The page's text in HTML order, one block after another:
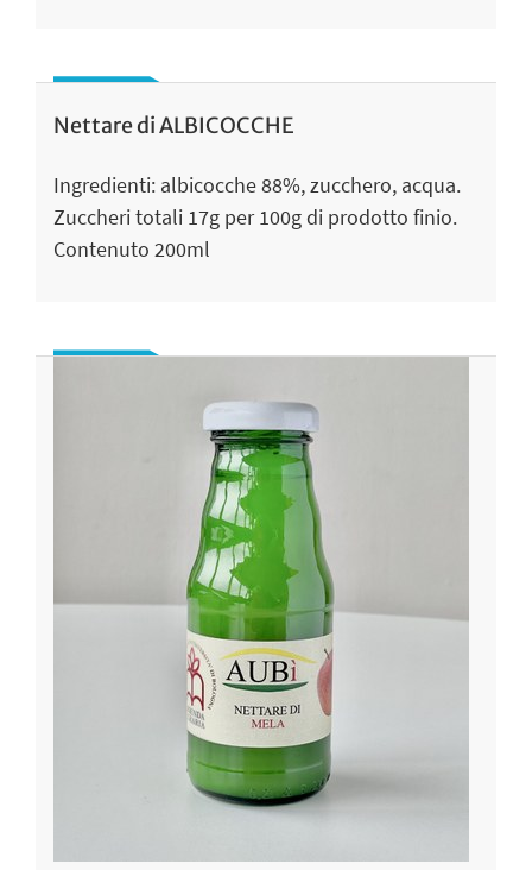
Nettare di ALBICOCCHE
Ingredienti: albicocche 88%, zucchero, acqua.
Zuccheri totali 17g per 100g di prodotto finio.
Contenuto 200ml